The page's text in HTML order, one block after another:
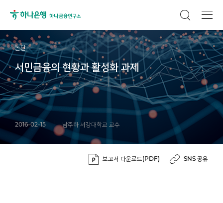
논단
서민금융의 현황과 활성화 과제
2016-02-15 남주하 서강대학교 교수
보고서 다운로드(PDF) SNS 공유